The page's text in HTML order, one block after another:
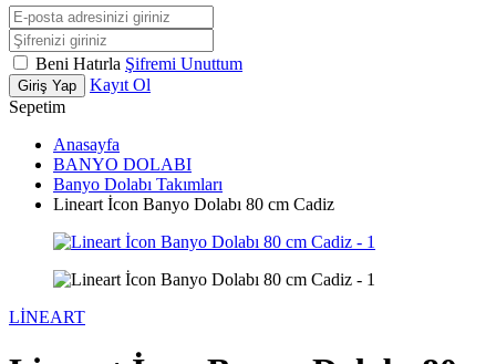
Beni Hatırla Şifremi Unuttum
Giriş Yap
Kayıt Ol
Sepetim
Anasayfa
BANYO DOLABI
Banyo Dolabı Takımları
Lineart İcon Banyo Dolabı 80 cm Cadiz
LİNEART